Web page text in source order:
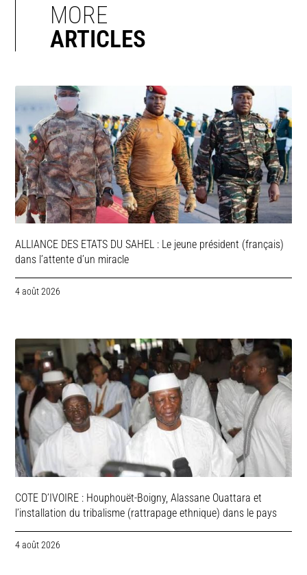
MORE
ARTICLES
ALLIANCE DES ETATS DU SAHEL : Le jeune président (français)
dans l’attente d’un miracle
4 août 2026
COTE D’IVOIRE : Houphouët-Boigny, Alassane Ouattara et
l’installation du tribalisme (rattrapage ethnique) dans le pays
4 août 2026